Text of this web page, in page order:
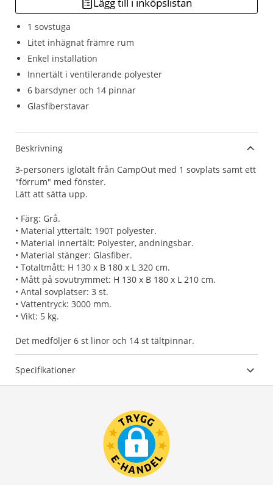
1 sovstuga
Litet inhägnat främre rum
Enkel installation
Innertält i ventilerande polyester
6 barsdyner och 14 pinnar
Glasfiberstavar
Beskrivning
3-personers iglotält från CampOut med 1 sovplats samt ett
"förrum" med fönster.
Lätt att sätta upp.
• Färg: Grå.
• Material yttertält: 190T polyester.
• Material innertält: Polyester, andningsbar.
• Material stänger: Glasfiber.
• Totaltmått: H 130 x B 180 x L 320 cm.
• Mått på sovutrymmet: H 130 x B 180 x L 210 cm.
• Antal sovplatser: 3 st.
• Vattentryck: 3000 mm.
• Vikt: 5 kg.
Det medföljer 6 st linor och 14 st tältpinnar.
Specifikationer